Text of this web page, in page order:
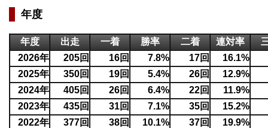
年度
年度 出走 一着 勝率 二着 連対率
2026年
205回 16回 7.8% 17回
16.1%
2025年
350回 19回 5.4% 26回
12.9%
2024年
405回 26回 6.4% 22回
11.9%
2023年
435回 31回 7.1% 35回
15.2%
2022年
377回 38回 10.1% 37回
19.9%